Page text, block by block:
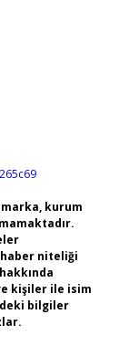
kurum
niteliği
kişiler ile isim
bilgiler